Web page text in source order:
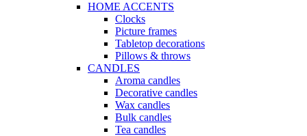
HOME ACCENTS
Clocks
Picture frames
Tabletop decorations
Pillows & throws
CANDLES
Aroma candles
Decorative candles
Wax candles
Bulk candles
Tea candles